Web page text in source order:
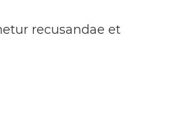
recusandae et